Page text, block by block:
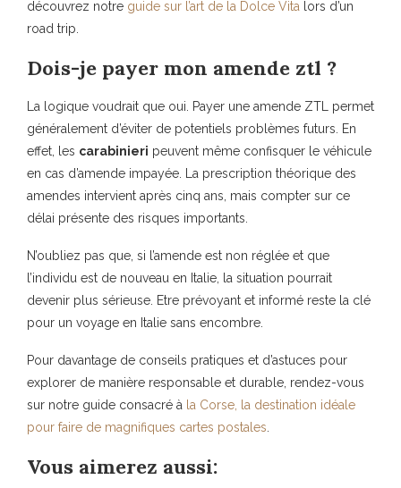
découvrez notre guide sur l’art de la Dolce Vita lors d’un
road trip.
Dois-je payer mon amende ztl ?
La logique voudrait que oui. Payer une amende ZTL permet
généralement d’éviter de potentiels problèmes futurs. En
effet, les carabinieri peuvent même confisquer le véhicule
en cas d’amende impayée. La prescription théorique des
amendes intervient après cinq ans, mais compter sur ce
délai présente des risques importants.
N’oubliez pas que, si l’amende est non réglée et que
l’individu est de nouveau en Italie, la situation pourrait
devenir plus sérieuse. Etre prévoyant et informé reste la clé
pour un voyage en Italie sans encombre.
Pour davantage de conseils pratiques et d’astuces pour
explorer de manière responsable et durable, rendez-vous
sur notre guide consacré à la Corse, la destination idéale
pour faire de magnifiques cartes postales
Vous aimerez aussi: